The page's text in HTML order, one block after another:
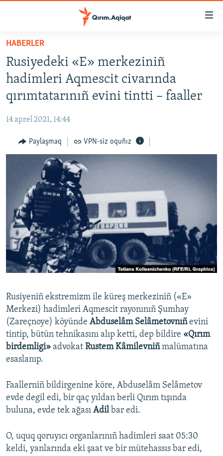
Esas
qaytmaq
Baş
navigatsiyağa
qaytmaq
Qıdıruvğa
qaytmaq
SİYASET
İQTİSADİYAT
MEDENİYET
İNSAN AQLARI
SÜRET
BLOGLAR
FİKİR
Русский
Українською
RFE/RS bütün saytları
HABERLER
Rusiyedeki «E» merkeziniñ
hadimleri Aqmescit civarında
qırımtatarınıñ evini tintti – faaller
14 aprel 2021, 14:44
Paylaşmaq VPN-siz oquñız
Rusiyeniñ ekstremizm ile küreş merkeziniñ («E»
Merkezi) hadimleri Aqmescit rayonınıñ Şumhay
(Zareçnoye) köyünde Abduselâm Selâmetovnıñevini
tintip, bütün tehnikasını alıp ketti, dep bildire «Qırım
birdemligi» advokat Rustem Kâmilevniñmalümatına
esaslanıp.
Faallerniñ bildirgenine köre, Abduselâm Selâmetov
evde degil edi, bir qaç yıldan berli Qırım tışında
buluna, evde tek ağası Adilbar edi.
O, uquq qoruyıcı organlarınıñ hadimleri saat 05:30
keldi, yanlarında eki şaat ve bir mütehassıs bar edi,